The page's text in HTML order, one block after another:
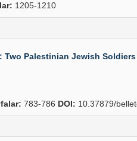
1205-1210
Two Palestinian Jewish
783-786 DOI: 10.37879/